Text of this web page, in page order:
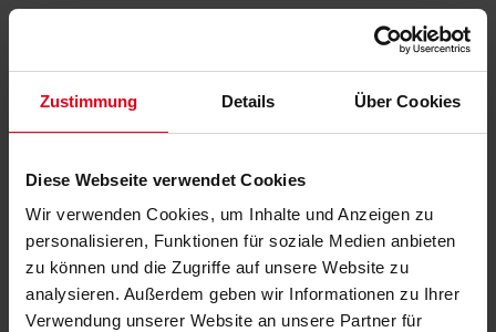
Zustimmung Details Über Cookies
Diese Webseite verwendet Cookies
Wir verwenden Cookies, um Inhalte und Anzeigen zu
personalisieren, Funktionen für soziale Medien anbieten
zu können und die Zugriffe auf unsere Website zu
analysieren. Außerdem geben wir Informationen zu Ihrer
Verwendung unserer Website an unsere Partner für